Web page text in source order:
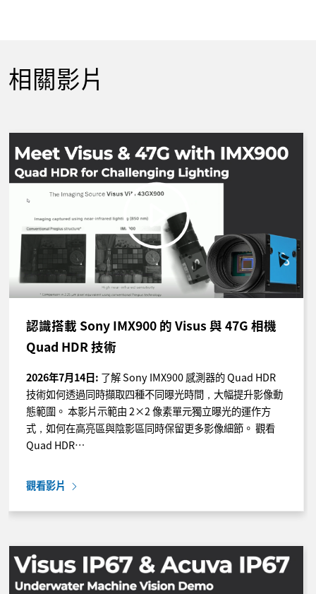
相關影片
認識搭載 Sony IMX900 的 Visus 與 47G 相機
Quad HDR 技術
2026年7月14日: 了解 Sony IMX900 感測器的 Quad HDR
技術如何透過同時擷取四種不同曝光時間，大幅提升影像動
態範圍。 本影片示範由 2×2 像素單元獨立曝光的運作方
式，如何在高亮區與陰影區同時保留更多影像細節。 觀看
Quad HDR…
觀看影片